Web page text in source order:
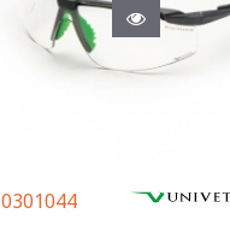
0301044